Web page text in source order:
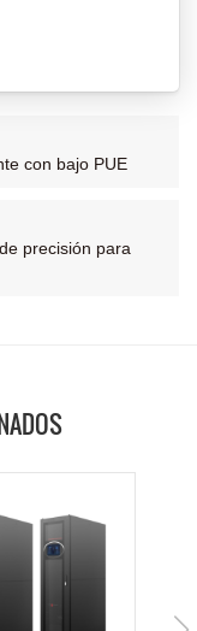
con bajo PUE
precisión para